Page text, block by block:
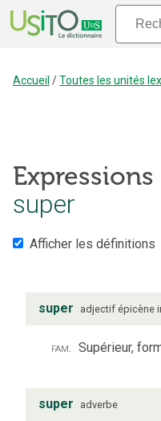
Accueil /Toutes les unités
super
Afficher les définitions
super adjectif épicène
fam. Supérieur,
super adverbe